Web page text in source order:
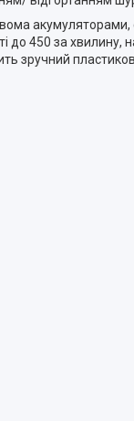
450 за хвилину,
зручний